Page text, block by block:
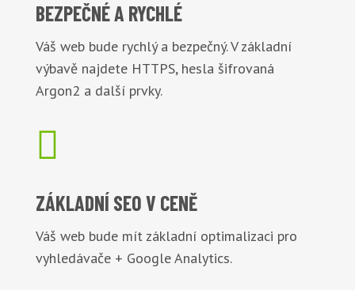
BEZPEČNÉA RYCHLÉ
Váš web bude rychlý a bezpečný. V základní
výbavě najdete HTTPS, hesla šifrovaná
Argon2 a další prvky.

ZÁKLADNÍ SEO V CENĚ
Váš web bude mít základní optimalizaci pro
vyhledávače + Google Analytics.